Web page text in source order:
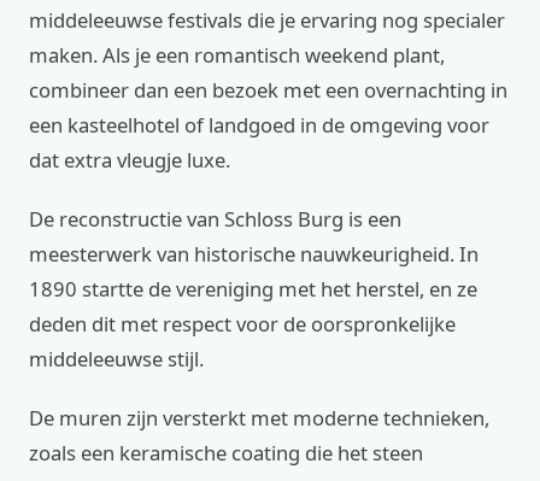
middeleeuwse festivals die je ervaring nog specialer
maken. Als je een romantisch weekend plant,
combineer dan een bezoek met een overnachting in
een kasteelhotel of landgoed in de omgeving voor
dat extra vleugje luxe.
De reconstructie van Schloss Burg is een
meesterwerk van historische nauwkeurigheid. In
1890 startte de vereniging met het herstel, en ze
deden dit met respect voor de oorspronkelijke
middeleeuwse stijl.
De muren zijn versterkt met moderne technieken,
zoals een keramische coating die het steen